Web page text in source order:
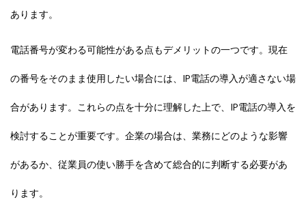
あります。
電話番号が変わる可能性がある点もデメリットの一つです。現在
の番号をそのまま使用したい場合には、IP電話の導入が適さない場
合があります。これらの点を十分に理解した上で、IP電話の導入を
検討することが重要です。企業の場合は、業務にどのような影響
があるか、従業員の使い勝手を含めて総合的に判断する必要があ
ります。